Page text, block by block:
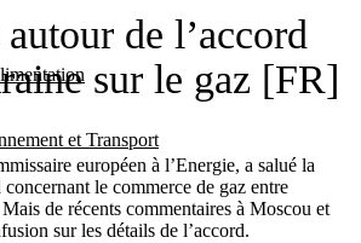
et Transport
de l’accord
sur le gaz [FR]
européen à l’Energie, a salué la
le commerce de gaz entre
de récents commentaires à Moscou et
sur les détails de l’accord.